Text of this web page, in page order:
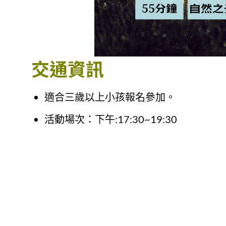
交通資訊
適合三歲以上小孩報名參加。
活動場次：下午:17:30~19:30